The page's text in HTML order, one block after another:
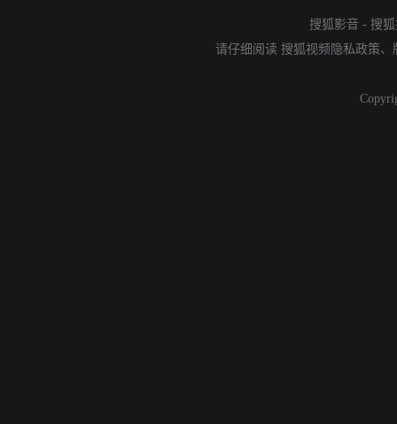
搜狐影音 - 搜
请仔细阅读 搜狐视频隐私政策、